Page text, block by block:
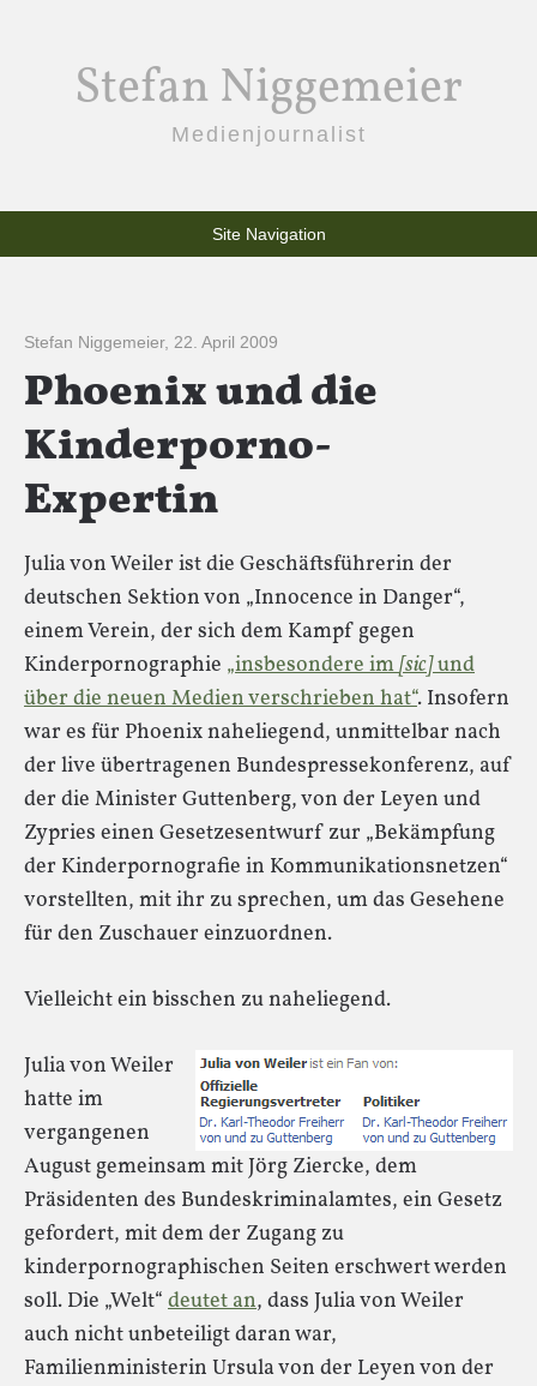
Stefan Niggemeier
Medienjournalist
Site Navigation
Stefan Niggemeier, 22. April 2009
Phoenix und die
Kinderporno-
Expertin
Julia von Weiler ist die Geschäftsführerin der
deutschen Sektion von „Innocence in Danger“,
einem Verein, der sich dem Kampf gegen
Kinderpornographie „insbesondere im[sic]und
über die neuen Medien verschrieben hat“. Insofern
war es für Phoenix naheliegend, unmittelbar nach
der live übertragenen Bundespressekonferenz, auf
der die Minister Guttenberg, von der Leyen und
Zypries einen Gesetzesentwurf zur „Bekämpfung
der Kinderpornografie in Kommunikationsnetzen“
vorstellten, mit ihr zu sprechen, um das Gesehene
für den Zuschauer einzuordnen.
Vielleicht ein bisschen zu naheliegend.
Julia von Weiler
hatte im
vergangenen
August gemeinsam mit Jörg Ziercke, dem
Präsidenten des Bundeskriminalamtes, ein Gesetz
gefordert, mit dem der Zugang zu
kinderpornographischen Seiten erschwert werden
soll. Die „Welt“ deutet an, dass Julia von Weiler
auch nicht unbeteiligt daran war,
Familienministerin Ursula von der Leyen von der